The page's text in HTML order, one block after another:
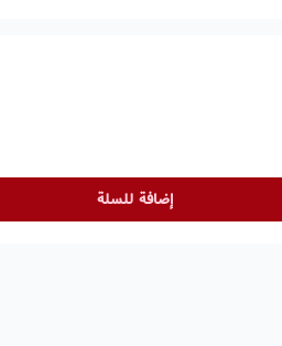
إضافة للسلة